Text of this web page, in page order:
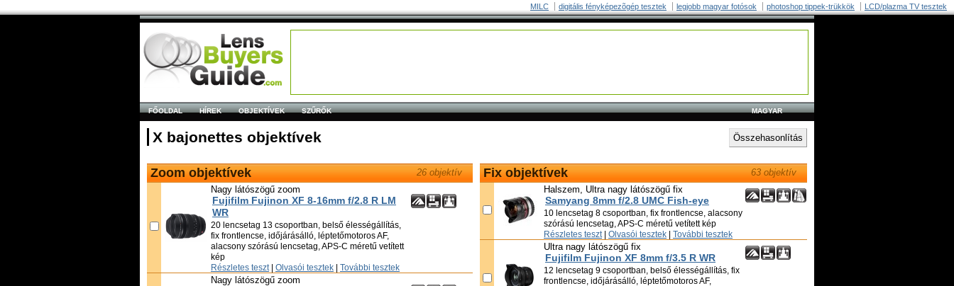
MILC digitális fényképezõgép tesztek legjobb magyar fotósok photoshop tippek-trükkök LCD/plazma TV tesztek
MAGYAR
FŐOLDAL HÍREK OBJEKTÍVEK SZŰRŐK
X bajonettes objektívek
26 objektív
Zoom objektívek
Nagy látószögű zoom
Fujifilm Fujinon XF 8-16mm f/2.8 R LM
WR
20 lencsetag 13 csoportban, belső élességállítás,
fix frontlencse, időjárásálló, léptetőmotoros AF,
alacsony szórású lencsetag, APS-C méretű vetített
kép
Részletes teszt Olvasói tesztek További tesztek
Nagy látószögű zoom
63 objektív
Fix objektívek
Halszem, Ultra nagy látószögű fix
Samyang 8mm f/2.8 UMC Fish-eye
10 lencsetag 8 csoportban, fix frontlencse, alacsony
szórású lencsetag, APS-C méretű vetített kép
Részletes teszt Olvasói tesztek További tesztek
Ultra nagy látószögű fix
Fujifilm Fujinon XF 8mm f/3.5 R WR
12 lencsetag 9 csoportban, belső élességállítás, fix
frontlencse, időjárásálló, léptetőmotoros AF,